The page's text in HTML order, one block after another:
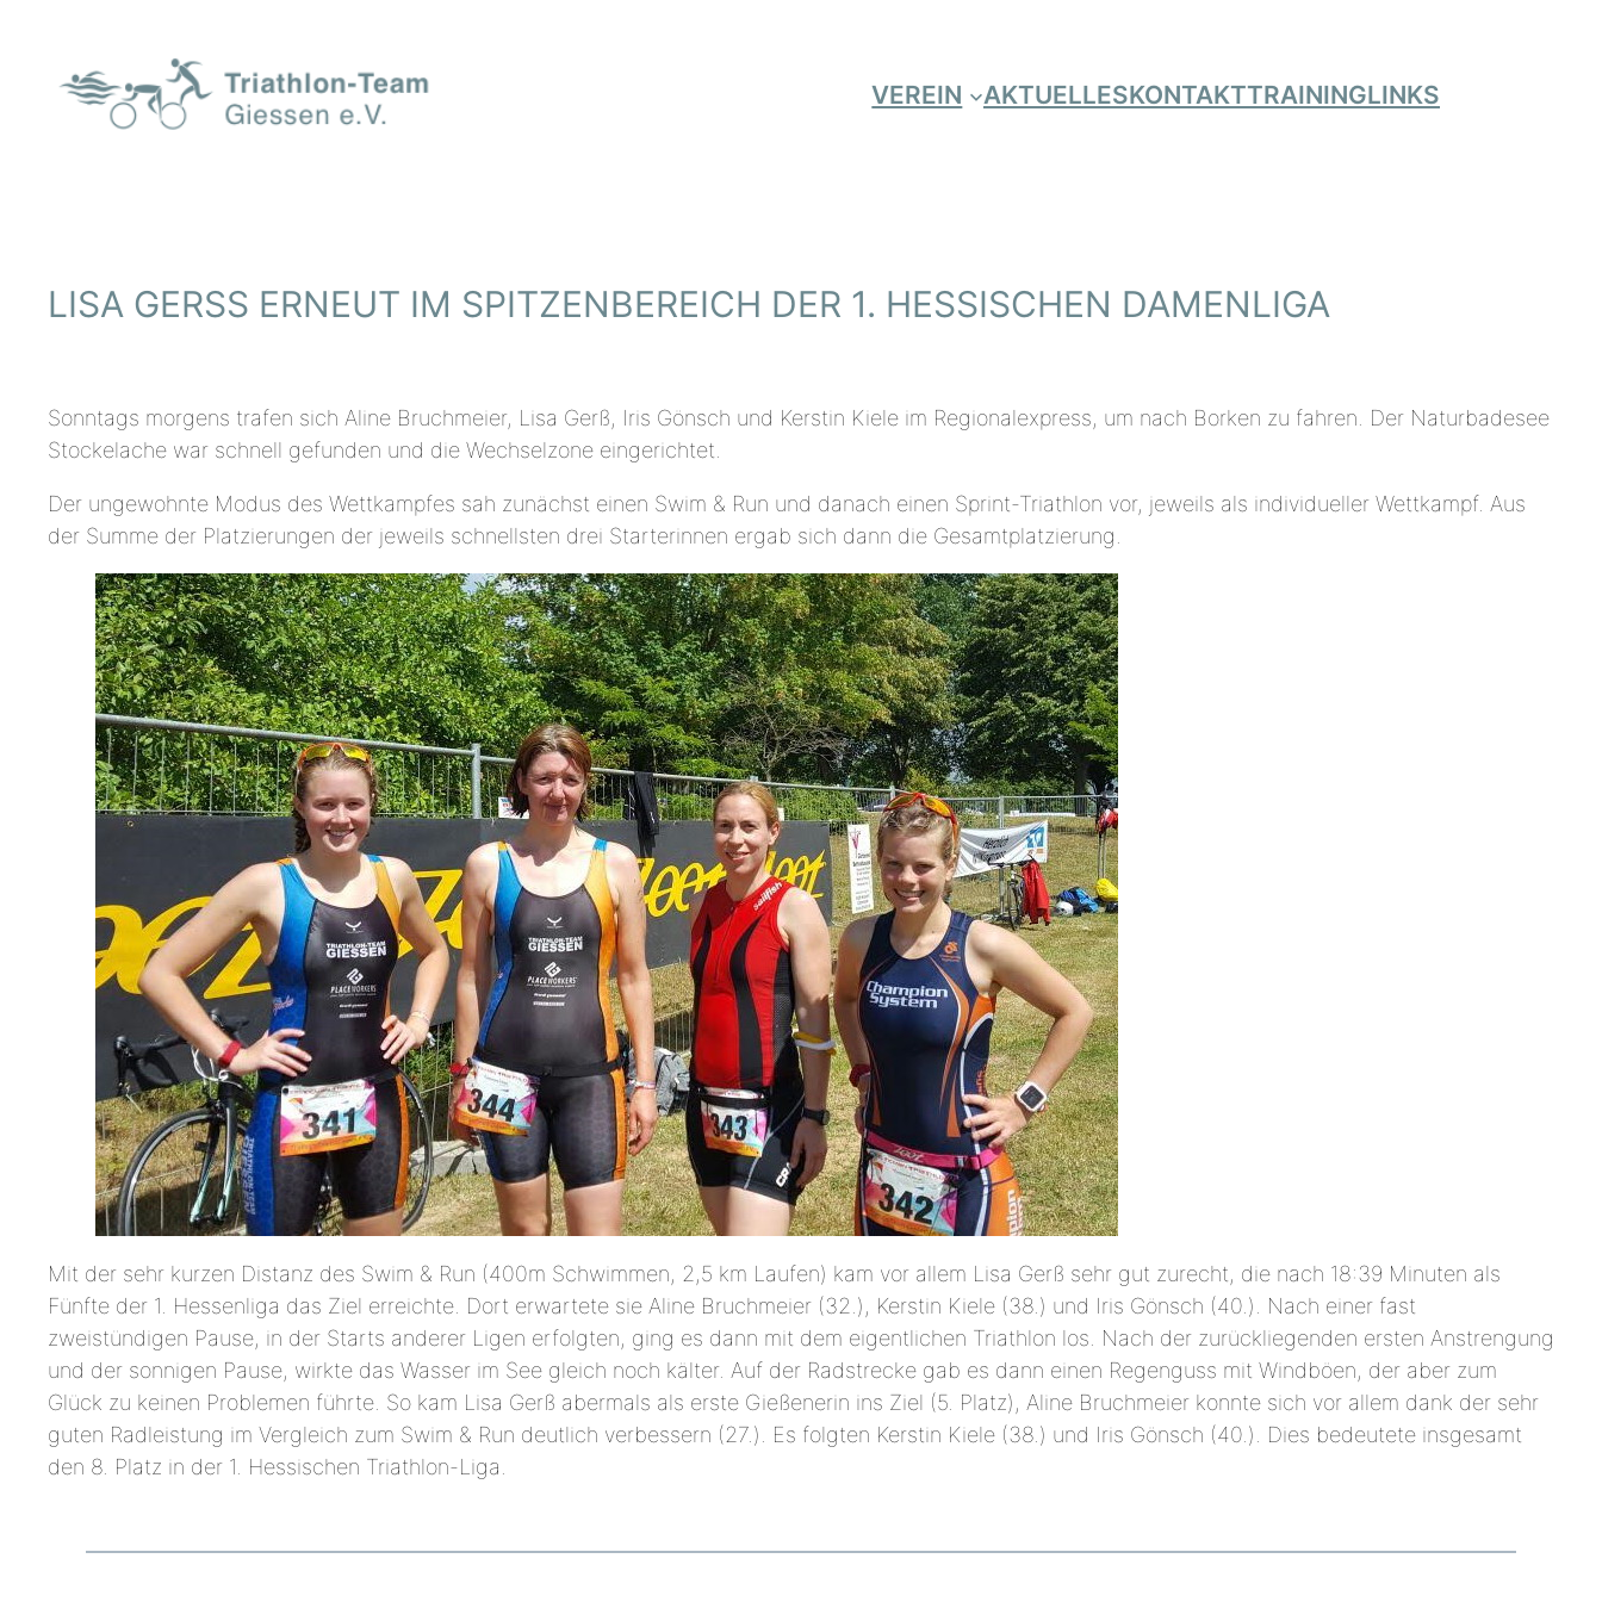
springen
VEREIN AKTUELLESKONTAKTTRAININGLINKS
LISA GERSS ERNEUT IM SPITZENBEREICH DER 1. HESSISCHEN DAMENLIGA
Sonntags morgens trafen sich Aline Bruchmeier, Lisa Gerß, Iris Gönsch und Kerstin Kiele im Regionalexpress, um nach Borken zu fahren. Der Naturbadesee
Stockelache war schnell gefunden und die Wechselzone eingerichtet.
Der ungewohnte Modus des Wettkampfes sah zunächst einen Swim & Run und danach einen Sprint-Triathlon vor, jeweils als individueller Wettkampf. Aus
der Summe der Platzierungen der jeweils schnellsten drei Starterinnen ergab sich dann die Gesamtplatzierung.
Mit der sehr kurzen Distanz des Swim & Run (400m Schwimmen, 2,5 km Laufen) kam vor allem Lisa Gerß sehr gut zurecht, die nach 18:39 Minuten als
Fünfte der 1. Hessenliga das Ziel erreichte. Dort erwartete sie Aline Bruchmeier (32.), Kerstin Kiele (38.) und Iris Gönsch (40.). Nach einer fast
zweistündigen Pause, in der Starts anderer Ligen erfolgten, ging es dann mit dem eigentlichen Triathlon los. Nach der zurückliegenden ersten Anstrengung
und der sonnigen Pause, wirkte das Wasser im See gleich noch kälter. Auf der Radstrecke gab es dann einen Regenguss mit Windböen, der aber zum
Glück zu keinen Problemen führte. So kam Lisa Gerß abermals als erste Gießenerin ins Ziel (5. Platz), Aline Bruchmeier konnte sich vor allem dank der sehr
guten Radleistung im Vergleich zum Swim & Run deutlich verbessern (27.). Es folgten Kerstin Kiele (38.) und Iris Gönsch (40.). Dies bedeutete insgesamt
den 8. Platz in der 1. Hessischen Triathlon-Liga.